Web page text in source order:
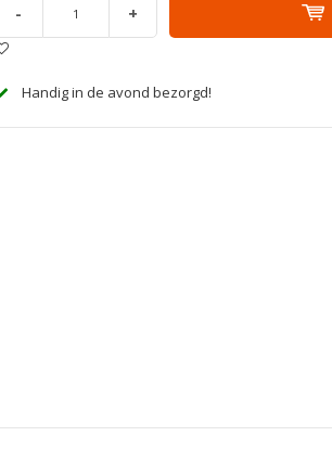
- +
Handig in de avond bezorgd!